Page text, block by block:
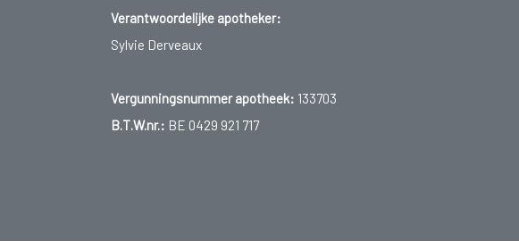
Verantwoordelijke apotheker:
Sylvie Derveaux
Vergunningsnummer apotheek: 133703
B.T.W.nr.: BE 0429 921 717